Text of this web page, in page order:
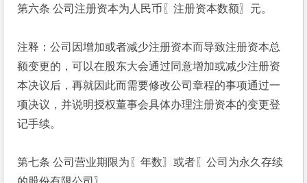
第六条 公司注册资本为人民币〖注册资本数额〗元。
注释：公司因增加或者减少注册资本而导致注册资本总
额变更的，可以在股东大会通过同意增加或减少注册资
本决议后，再就因此而需要修改公司章程的事项通过一
项决议，并说明授权董事会具体办理注册资本的变更登
记手续。
第七条 公司营业期限为〖年数〗或者〖公司为永久存续